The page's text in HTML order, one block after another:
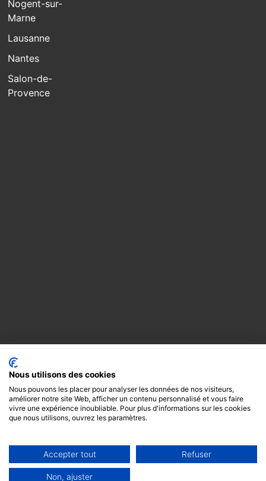
Nogent-sur-
Marne
Lausanne
Nantes
Salon-de-
Provence
Copyright
© 2024 -
GODOT &
Mentions
Nous utilisons des cookies
Nous pouvons les placer pour analyser les données de nos visiteurs,
améliorer notre site Web, afficher un contenu personnalisé et vous faire
vivre une expérience inoubliable. Pour plus d'informations sur les cookies
que nous utilisons, ouvrez les paramètres.
Accepter tout Refuser
Non, ajuster